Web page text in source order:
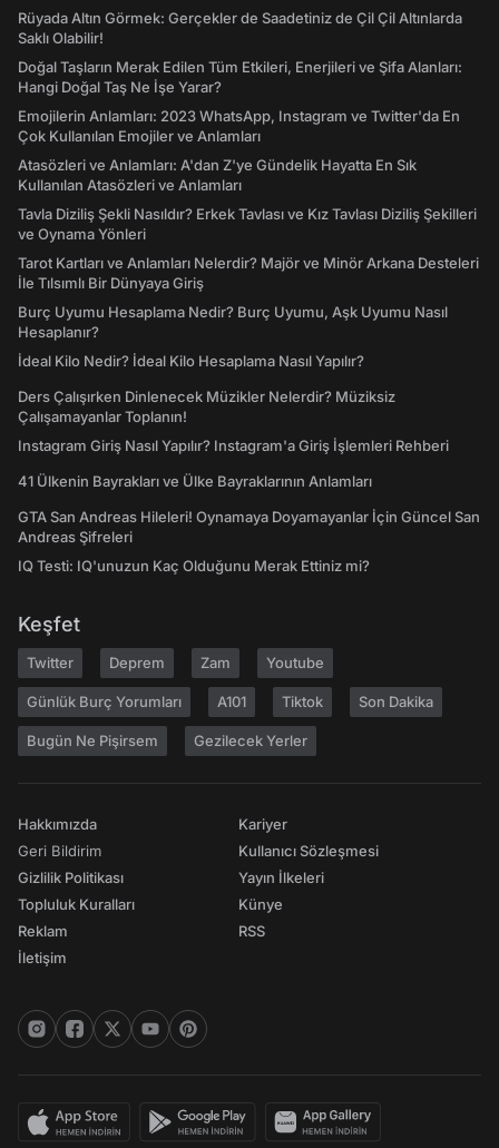
Rüyada Altın Görmek: Gerçekler de Saadetiniz de Çil Çil Altınlarda
Saklı Olabilir!
Doğal Taşların Merak Edilen Tüm Etkileri, Enerjileri ve Şifa Alanları:
Hangi Doğal Taş Ne İşe Yarar?
Emojilerin Anlamları: 2023 WhatsApp, Instagram ve Twitter'da En
Çok Kullanılan Emojiler ve Anlamları
Atasözleri ve Anlamları: A'dan Z'ye Gündelik Hayatta En Sık
Kullanılan Atasözleri ve Anlamları
Tavla Diziliş Şekli Nasıldır? Erkek Tavlası ve Kız Tavlası Diziliş Şekilleri
ve Oynama Yönleri
Tarot Kartları ve Anlamları Nelerdir? Majör ve Minör Arkana Desteleri
İle Tılsımlı Bir Dünyaya Giriş
Burç Uyumu Hesaplama Nedir? Burç Uyumu, Aşk Uyumu Nasıl
Hesaplanır?
İdeal Kilo Nedir? İdeal Kilo Hesaplama Nasıl Yapılır?
Ders Çalışırken Dinlenecek Müzikler Nelerdir? Müziksiz
Çalışamayanlar Toplanın!
Instagram Giriş Nasıl Yapılır? Instagram'a Giriş İşlemleri Rehberi
41 Ülkenin Bayrakları ve Ülke Bayraklarının Anlamları
GTA San Andreas Hileleri! Oynamaya Doyamayanlar İçin Güncel San
Andreas Şifreleri
IQ Testi: IQ'unuzun Kaç Olduğunu Merak Ettiniz mi?
Keşfet
Twitter Deprem Zam Youtube
Günlük Burç Yorumları A101 Tiktok Son Dakika
Bugün Ne Pişirsem Gezilecek Yerler
Hakkımızda
Geri Bildirim
Gizlilik Politikası
Topluluk Kuralları
Reklam
İletişim
Kariyer
Kullanıcı Sözleşmesi
Yayın İlkeleri
Künye
RSS